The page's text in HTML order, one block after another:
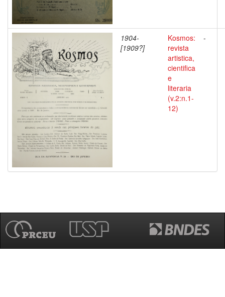
1904-
[1909?]
Kosmos:
revista
artistica,
cientifica
e
literaria
(v.2:n.1-
12)
-